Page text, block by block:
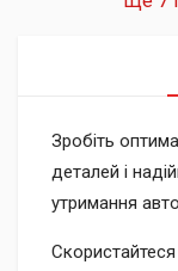
Зробіть
деталей і
утримання